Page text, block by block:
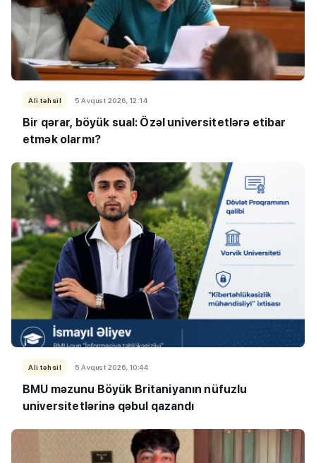
Ali təhsil 5 Avqust 2026, 12:14
Bir qərar, böyük sual: Özəl universitetlərə etibar
etmək olarmı?
Ali təhsil 5 Avqust 2026, 10:44
BMU məzunu Böyük Britaniyanın nüfuzlu
universitetlərinə qəbul qazandı